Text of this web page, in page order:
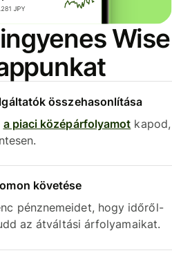
Wise
összehasonlítása
a piaci középárfolyamot kapod,
követése
pénznemeidet, hogy időről-
az átváltási árfolyamaikat.